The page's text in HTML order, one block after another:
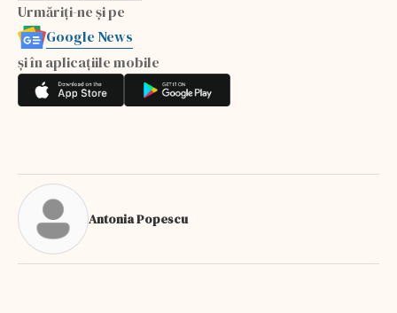
Urmăriți-ne și pe
Google News
și în aplicațiile mobile
Antonia Popescu